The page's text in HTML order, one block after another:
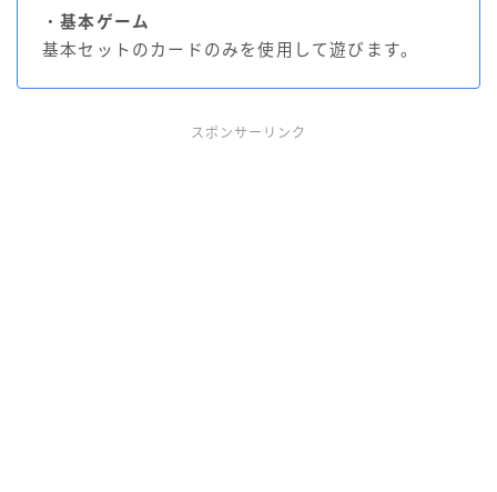
・基本ゲーム
基本セットのカードのみを使用して遊びます。
スポンサーリンク